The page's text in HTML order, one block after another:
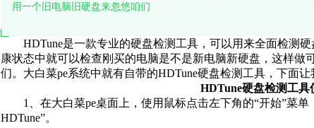
用一个旧电脑旧硬盘来忽悠咱们
HDTune是一款专业的硬盘检测工具，可以用来全面检测硬
康状态中就可以检查刚买的电脑是不是新电脑新硬盘，这样做
们。大白菜pe系统中就有自带的HDTune硬盘检测工具，下面
HDTune硬盘检测工具
1、在大白菜pe桌面上，使用鼠标点击左下角的“开始”菜单
HDTune”。